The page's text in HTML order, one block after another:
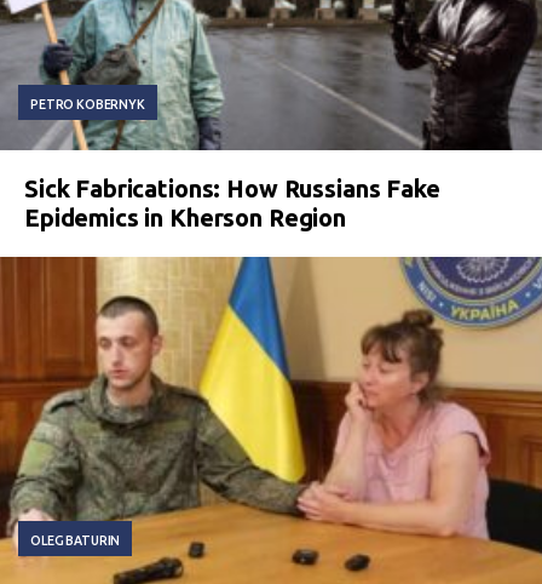
PETRO KOBERNYK
Sick Fabrications: How Russians Fake
Epidemics in Kherson Region
OLEG BATURIN